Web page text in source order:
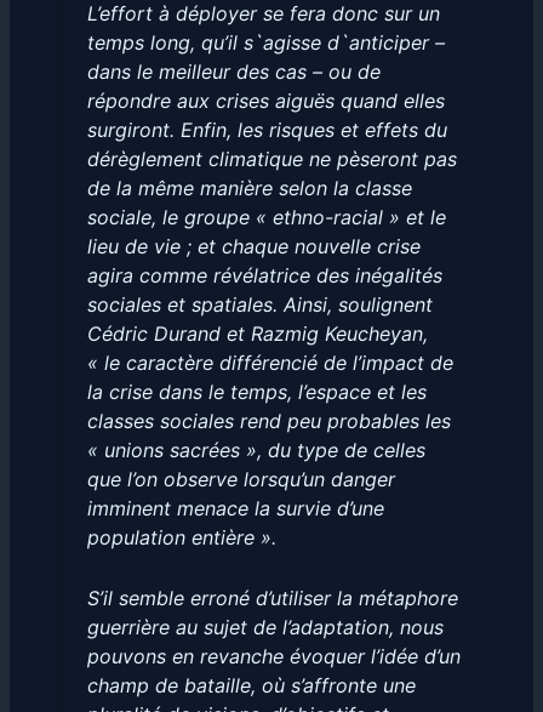
L’effort à déployer se fera donc sur un
temps long, qu’il s`agisse d`anticiper –
dans le meilleur des cas – ou de
répondre aux crises aiguës quand elles
surgiront. Enfin, les risques et effets du
dérèglement climatique ne pèseront pas
de la même manière selon la classe
sociale, le groupe « ethno-racial » et le
lieu de vie ; et chaque nouvelle crise
agira comme révélatrice des inégalités
sociales et spatiales. Ainsi, soulignent
Cédric Durand et Razmig Keucheyan,
« le caractère différencié de l’impact de
la crise dans le temps, l’espace et les
classes sociales rend peu probables les
« unions sacrées », du type de celles
que l’on observe lorsqu’un danger
imminent menace la survie d’une
population entière ».
S’il semble erroné d’utiliser la métaphore
guerrière au sujet de l’adaptation, nous
pouvons en revanche évoquer l’idée d’un
champ de bataille, où s’affronte une